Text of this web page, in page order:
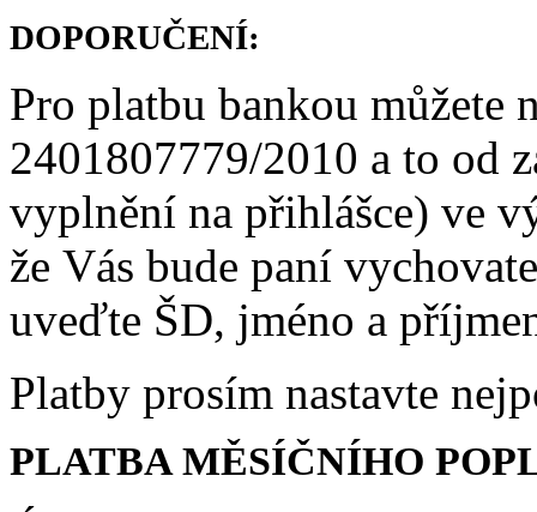
DOPORUČENÍ:
Pro platbu bankou můžete
2401807779/2010 a to od
vyplnění na přihlášce) ve
že Vás bude paní
uveďte ŠD, jméno a
Platby prosím nastavte
PLATBA MĚSÍČNÍHO